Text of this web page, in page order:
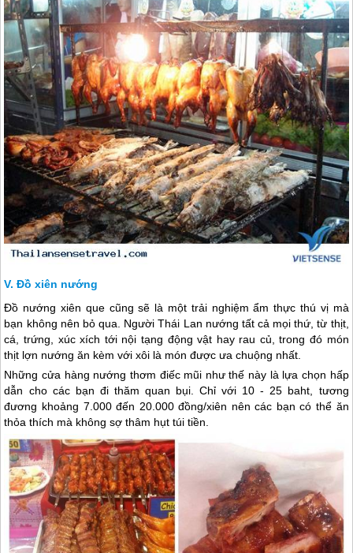
Đồ xiên nướng
Đồ nướng xiên que cũng sẽ là một trải nghiệm ẩm thực thú vị mà
bạn không nên bỏ qua. NgườiThái Lan nướng tất cả mọi thứ, từ thịt,
cá, trứng, xúc xích tới nội tạng động vật hay rau củ, trong đó món
thịt lợn nướng ăn kèm với xôi là món được ưa chuộng nhất.
Những cửa hàng nướng thơm điếc mũi như thế này là lựa chọn hấp
dẫn cho các bạn đi thăm quan bụi. Chỉ với 10 - 25 baht, tương
đương khoảng 7.000 đến 20.000 đồng/xiên nên các bạn có thể ăn
thỏa thích mà không sợ thâm hụt túi tiền.